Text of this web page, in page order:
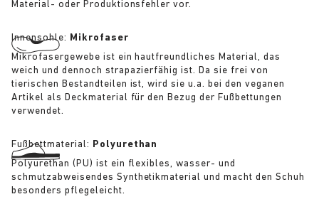
Material- oder Produktionsfehler vor.
Innensohle: Mikrofaser
Mikrofasergewebe ist ein hautfreundliches Material, das
weich und dennoch strapazierfähig ist. Da sie frei von
tierischen Bestandteilen ist, wird sie u.a. bei den veganen
Artikel als Deckmaterial für den Bezug der Fußbettungen
verwendet.
Fußbettmaterial: Polyurethan
Polyurethan (PU) ist ein flexibles, wasser- und
schmutzabweisendes Synthetikmaterial und macht den Schuh
besonders pflegeleicht.